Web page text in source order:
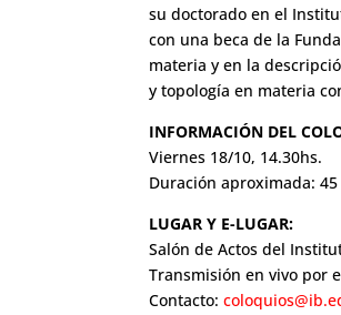
su doctorado en el
con una beca de la
materia y en la
y topología en materia
INFORMACIÓN DEL
Viernes 18/10, 14.30hs.
Duración aproximada:
LUGAR Y E-LUGAR:
Salón de Actos del
Transmisión en vivo por
Contacto: